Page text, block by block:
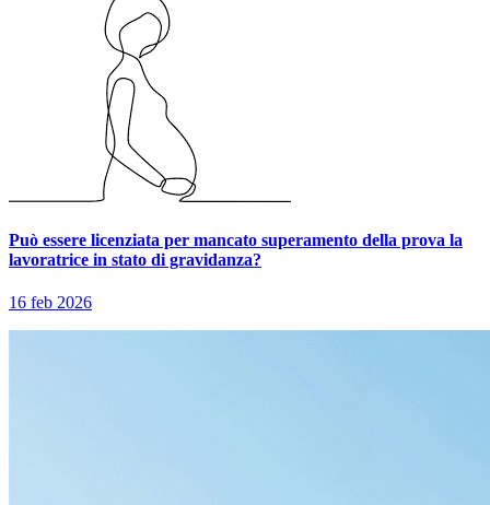
Può essere licenziata per mancato superamento della prova la
lavoratrice in stato di gravidanza?
16 feb 2026